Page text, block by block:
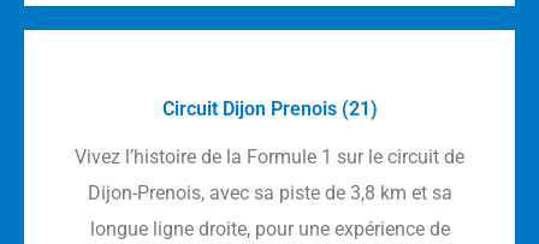
Circuit Dijon Prenois (21)
Vivez l’histoire de la Formule 1 sur le circuit de
Dijon-Prenois, avec sa piste de 3,8 km et sa
longue ligne droite, pour une expérience de